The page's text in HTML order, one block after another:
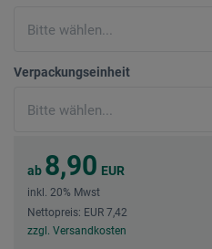
Verpackungseinheit
ab 8,90 EUR
inkl. 20% Mwst
Nettopreis: EUR 7,42
zzgl. Versandkosten